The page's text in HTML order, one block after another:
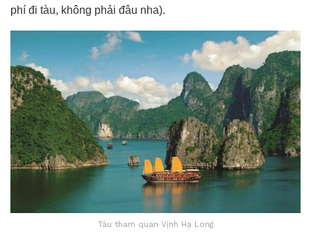
phí đi tàu, không phải đâu nha).
Tàu tham quan Vịnh Hạ Long